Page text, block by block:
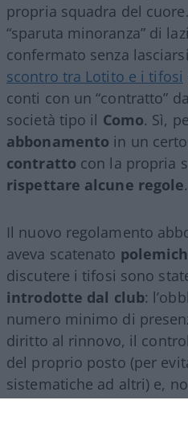
propria squadra del
“sparuta minoranza” di
confermato senza
scontro tra Lotito e i tifosi
conti con un “contratto”
società tipo il Como. Sì,
abbonamento in un
contratto con la propria
rispettare alcune regole.
Il nuovo regolamento
aveva scatenato
discutere i tifosi sono
introdotte dal club:
numero minimo di
diritto al rinnovo, il
del proprio posto (per
sistematiche ad altri) e,